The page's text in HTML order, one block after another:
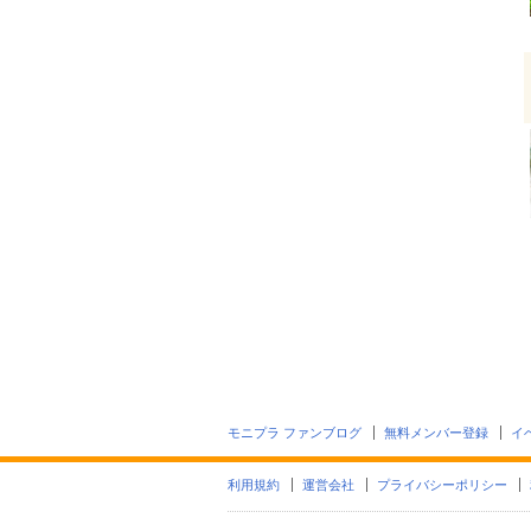
モニプラ ファンブログ 無料メンバー登録 イ
利用規約 運営会社 プライバシーポリシー